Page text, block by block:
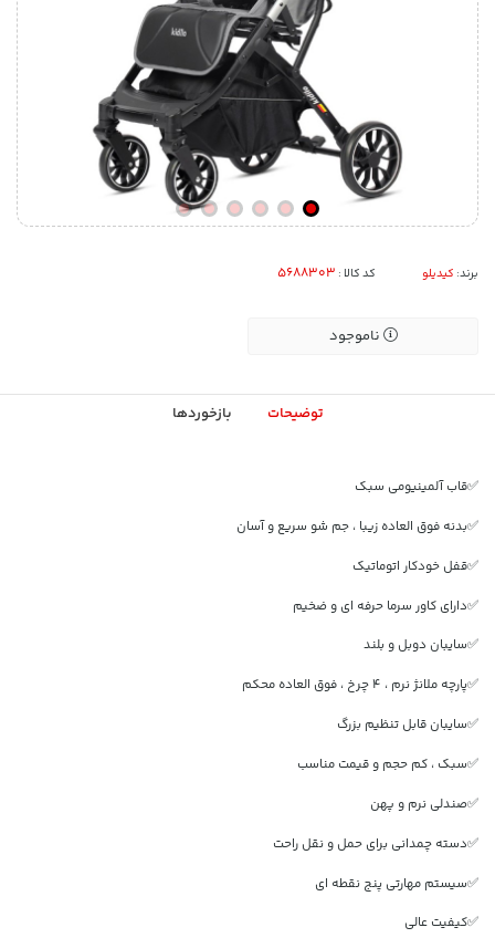
برند: کیدیلو کد کالا :
ناموجود
توضیحات بازخوردها
✅قاب آلمینیومی سبک
✅بدنه فوق العاده زیبا ، جم شو سریع و آسان
✅قفل خودکار اتوماتیک
✅دارای کاور سرما حرفه ای و ضخیم
✅سایبان دوبل و بلند
✅پارچه ملانژ نرم ، 4 چرخ ، فوق العاده محکم
✅سایبان قابل تنظیم بزرگ
✅سبک ، کم حجم و قیمت مناسب
✅صندلی نرم و پهن
✅دسته چمدانی برای حمل و نقل راحت
✅سیستم مهارتی پنج نقطه ای
✅کیفیت عالی